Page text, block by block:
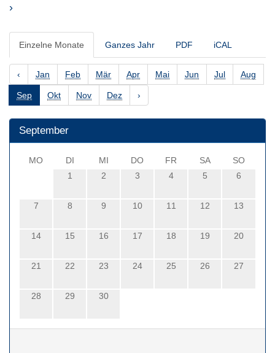
›
Einzelne Monate Ganzes Jahr PDF iCAL
‹ Jan Feb Mär Apr Mai Jun Jul Aug
Sep Okt Nov Dez ›
September
MO DI MI DO FR SA
SO
1
2 3 4 5 6
7 8 9 10 11 12 13
14 15 16 17 18 19 20
21 22 23 24 25 26 27
28 29 30